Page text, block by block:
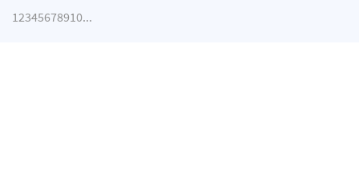
12345678910...